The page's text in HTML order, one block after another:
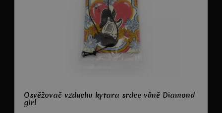
Osvěžovač vzduchu kytara srdce vůně Diamond
girl